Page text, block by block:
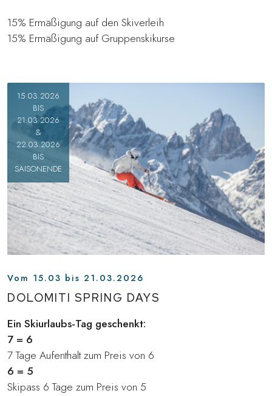
15% Ermäßigung auf den Skiverleih
15% Ermäßigung auf Gruppenskikurse
15.03.2026
BIS
21.03.2026
&
22.03.2026
BIS
SAISONENDE
Vom 15.03 bis 21.03.2026
DOLOMITI SPRING DAYS
Ein Skiurlaubs-Tag geschenkt:
7 = 6
7 Tage Aufenthalt zum Preis von 6
6 = 5
Skipass 6 Tage zum Preis von 5